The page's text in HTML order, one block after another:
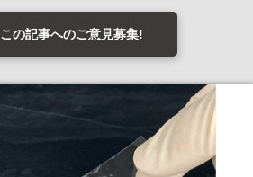
この記事へのご意見募集!